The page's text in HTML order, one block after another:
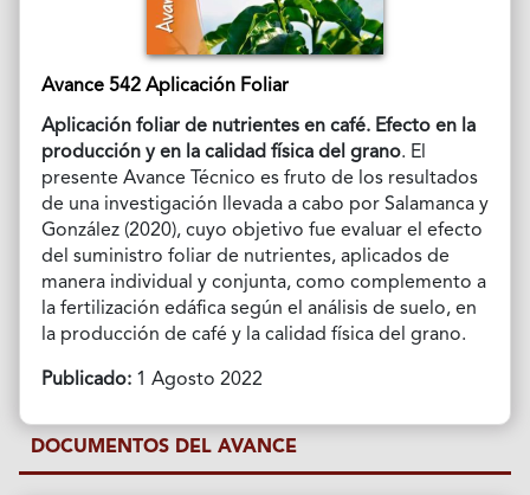
Avance 542 Aplicación Foliar
Aplicación foliar de nutrientes en café. Efecto en la
producción y en la calidad física del grano. El
presente Avance Técnico es fruto de los resultados
de una investigación llevada a cabo por Salamanca y
González (2020), cuyo objetivo fue evaluar el efecto
del suministro foliar de nutrientes, aplicados de
manera individual y conjunta, como complemento a
la fertilización edáfica según el análisis de suelo, en
la producción de café y la calidad física del grano.
Publicado:1 Agosto 2022
DOCUMENTOS DEL AVANCE